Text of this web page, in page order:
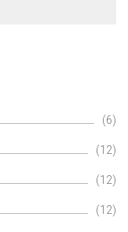
(6)
(12)
(12)
(12)